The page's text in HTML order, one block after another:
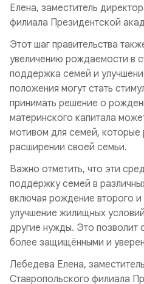
Елена, заместитель
филиала Президентской
Этот шаг правительства
увеличению рождаемости в
поддержка семей и
положения могут стать
принимать решение о
материнского капитала
мотивом для семей,
расширении своей семьи.
Важно отметить, что эти
поддержку семей в
включая рождение второго
улучшение жилищных
другие нужды. Это позволит
более защищёнными и
Лебедева Елена,
Ставропольского филиала